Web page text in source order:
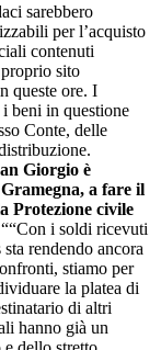
sarebbero
per l’acquisto
contenuti
sito
queste ore. I
beni in questione
Conte, delle
Giorgio è
Gramegna, a fare il
Protezione civile
i soldi ricevuti
rendendo ancora
stiamo per
la platea di
di altri
hanno già un